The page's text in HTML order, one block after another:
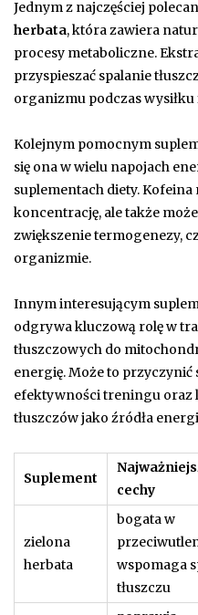
Jednym z najczęściej
herbata, która zawiera
procesy metaboliczne.
przyspieszać spalanie
organizmu podczas
Kolejnym pomocnym
się ona w wielu napojach
suplementach diety.
koncentrację, ale także
zwiększenie termogenezy,
organizmie.
Innym interesującym
odgrywa kluczową rolę w
tłuszczowych do
energię. Może to przyczynić
efektywności treningu oraz
tłuszczów jako źródła
Suplement
cechy
zielona
herbata
bogata w
wspomaga
tłuszczu